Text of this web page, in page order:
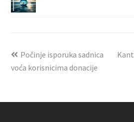
Počinje isporuka sadnica
voća korisnicima donacije